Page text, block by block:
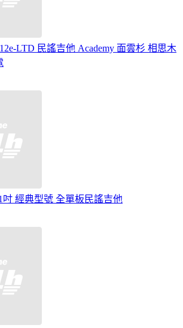
LTD 民謠吉他 Academy 面雲杉 相思木
吋 經典型號 全單板民謠吉他